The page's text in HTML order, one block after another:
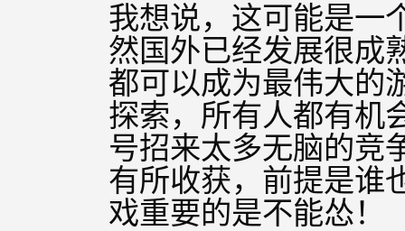
我想说，这可能是一
然国外已经发展很成
都可以成为最伟大的
探索，所有人都有机
号招来太多无脑的竞
有所收获，前提是谁
戏重要的是不能怂！